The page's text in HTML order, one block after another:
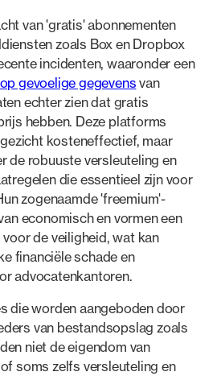
van 'gratis' abonnementen
zoals Box en Dropbox
incidenten, waaronder een
gevoelige gegevens van
echter zien dat gratis
hebben. Deze platforms
kosteneffectief, maar
de robuuste versleuteling en
die essentieel zijn voor
zogenaamde 'freemium'-
economisch en vormen een
de veiligheid, wat kan
financiële schade en
advocatenkantoren.
die worden aangeboden door
van bestandsopslag zoals
niet de eigendom van
soms zelfs versleuteling en